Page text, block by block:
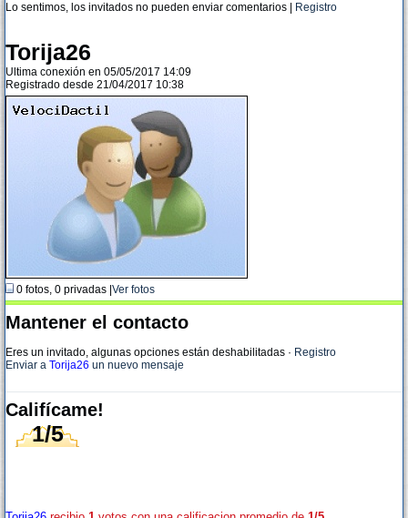
Lo sentimos, los invitados no pueden enviar comentarios | Registro
Torija26
Ultima conexión en 05/05/2017 14:09
Registrado desde 21/04/2017 10:38
0 fotos, 0 privadas | Ver fotos
Mantener el contacto
Eres un invitado, algunas opciones están deshabilitadas · Registro
Enviar a Torija26 un nuevo mensaje
Califícame!
1/5